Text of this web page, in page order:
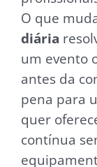
O que
diária
um evento
antes da
pena para
quer
contínua